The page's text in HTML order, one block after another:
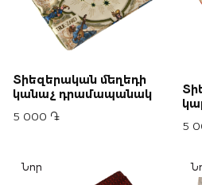
Տիեզերական մեղեդի
կանաչ դրամապանակ
5 000 ֏
5
Նոր